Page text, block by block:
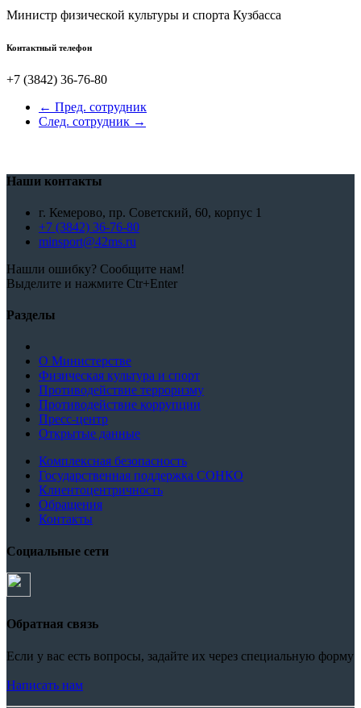
Министр физической культуры и спорта Кузбасса
Контактный телефон
+7 (3842) 36-76-80
← Пред. сотрудник
След. сотрудник →
Наши контакты
г. Кемерово, пр. Советский, 60, корпус 1
+7 (3842) 36-76-80
minsport@42ms.ru
Нашли ошибку? Сообщите нам!
Выделите и нажмите Ctr+Enter
Разделы
О Министерстве
Физическая культура и спорт
Противодействие терроризму
Противодействие коррупции
Пресс-центр
Открытые данные
Комплексная безопасность
Государственная поддержка СОНКО
Клиентоцентричность
Обращения
Контакты
Социальные сети
Обратная связь
Если у вас есть вопросы, задайте их через специальную форму
Написать нам